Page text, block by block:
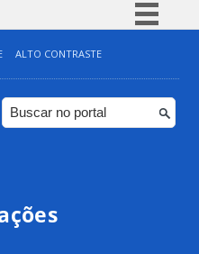
Simplifique!
Comunica BR
Participe
ALTO CONTRASTE